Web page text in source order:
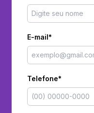
E-mail*
Telefone*